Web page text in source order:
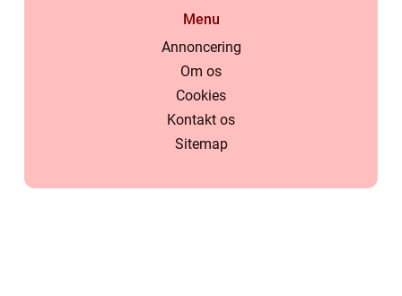
Menu
Annoncering
Om os
Cookies
Kontakt os
Sitemap